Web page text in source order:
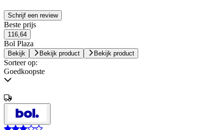
Schrijf een review
Beste prijs
116,64
Bol Plaza
Bekijk Bekijk product Bekijk product
Sorteer op:
Goedkoopste